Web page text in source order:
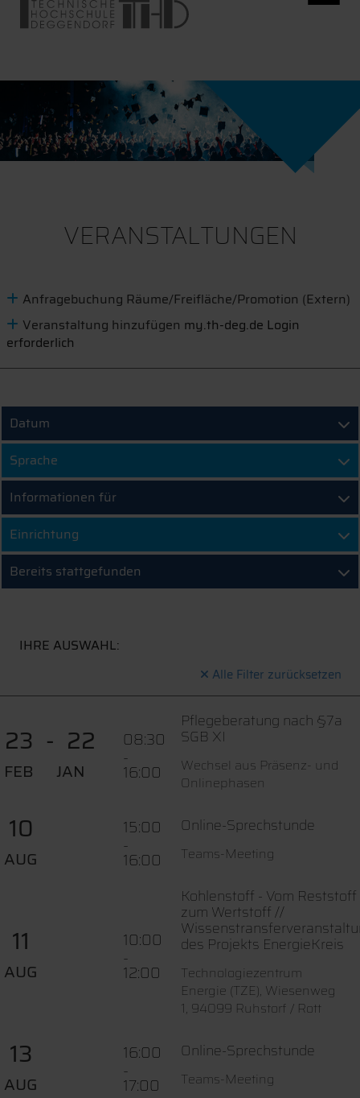
VERANSTALTUNGEN
Anfragebuchung Räume/Freifläche/Promotion (Extern)
Veranstaltung hinzufügen my.th-deg.de Login
erforderlich
Datum
Sprache
Informationen für
Einrichtung
Bereits stattgefunden
IHRE AUSWAHL:
Alle Filter zurücksetzen
23
FEB
22
JAN
08:30
-
16:00
Pflegeberatung nach §7a
SGB XI
Wechsel aus Präsenz- und
Onlinephasen
10
AUG
15:00
-
16:00
Online-Sprechstunde
Teams-Meeting
11
AUG
10:00
-
12:00
Kohlenstoff - Vom Reststoff
zum Wertstoff //
des Projekts EnergieKreis
Technologiezentrum
Energie (TZE), Wiesenweg
1, 94099 Ruhstorf / Rott
13
AUG
16:00
-
17:00
Online-Sprechstunde
Teams-Meeting